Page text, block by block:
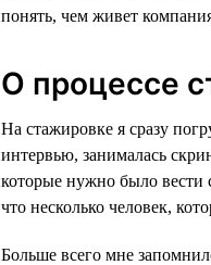
понять, чем живет
О процессе
На стажировке я сразу
интервью, занималась
которые нужно было вести
что несколько человек,
Больше всего мне